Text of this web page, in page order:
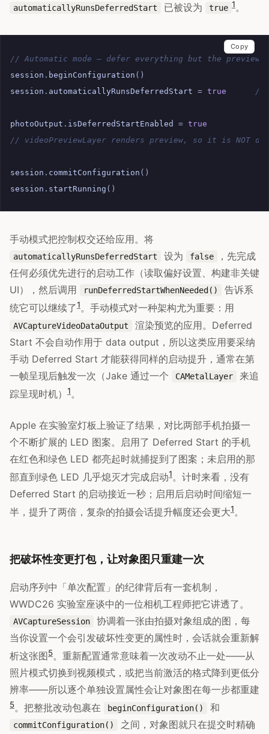
automaticallyRunsDeferredStart 已被设为 true 1。
// Automatic mode — defer everything but the preview
session . beginConfiguration ()
session . automaticallyRunsDeferredStart = true //
photoOutput . isDeferredStartEnabled = true
// videoPreviewLayer renders preview, so it is NOT
session . commitConfiguration ()
session . startRunning ()
Copy
手动模式把控制权交还给应用。将
automaticallyRunsDeferredStart 设为 false
，先完成
任何必须优先进行的启动工作（读取偏好设置、构建非关键
UI），然后调用
runDeferredStartWhenNeeded()
告诉系
统它可以继续了1。手动模式对一种架构尤为重要：用
AVCaptureVideoDataOutput
渲染预览的应用。Deferred
Start 不会自动作用于 data output，所以这类应用要采纳
手动 Deferred Start 才能获得同样的启动提升，通常在第
一帧呈现后触发一次（Jake 通过一个
CAMetalLayer
来追
踪呈现时机）
1。
Apple 在实验室灯板上验证了结果，对比两部手机拍摄一
个不断扩展的 LED 图案。启用了 Deferred Start 的手机
在红色和绿色 LED 都亮起时就捕捉到了图案；未启用的那
部直到绿色 LED 几乎熄灭才完成启动1。计时来看，没有
Deferred Start 的启动接近一秒；启用后启动时间缩短一
半，提升了两倍，复杂的拍摄会话提升幅度还会更大1。
把破坏性变更打包，让对象图只重建一次
启动序列中「单次配置」的纪律背后有一套机制，
WWDC26 实验室座谈中的一位相机工程师把它讲透了。
AVCaptureSession
协调着一张由拍摄对象组成的图，每
当你设置一个会引发破坏性变更的属性时，会话就会重新解
析这张图5。重新配置通常意味着一次改动不止一处——从
照片模式切换到视频模式，或把当前激活的格式降到更低分
辨率——所以逐个单独设置属性会让对象图在每一步都重建
5。把整批改动包裹在 beginConfiguration() 和
commitConfiguration()
之间，对象图就只在提交时精确